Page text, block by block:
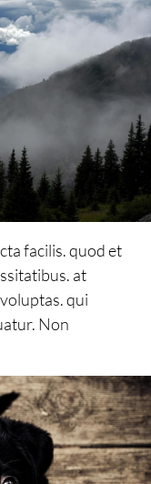
facilis. quod et
at
qui
Non